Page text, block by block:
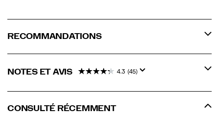
RECOMMANDATIONS
NOTES ET AVIS 4.3 (45)
CONSULTÉ RÉCEMMENT